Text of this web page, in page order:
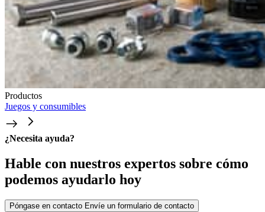
Productos
Juegos y consumibles
¿Necesita ayuda?
Hable con nuestros expertos sobre cómo
podemos ayudarlo hoy
Póngase en contacto Envíe un formulario de contacto